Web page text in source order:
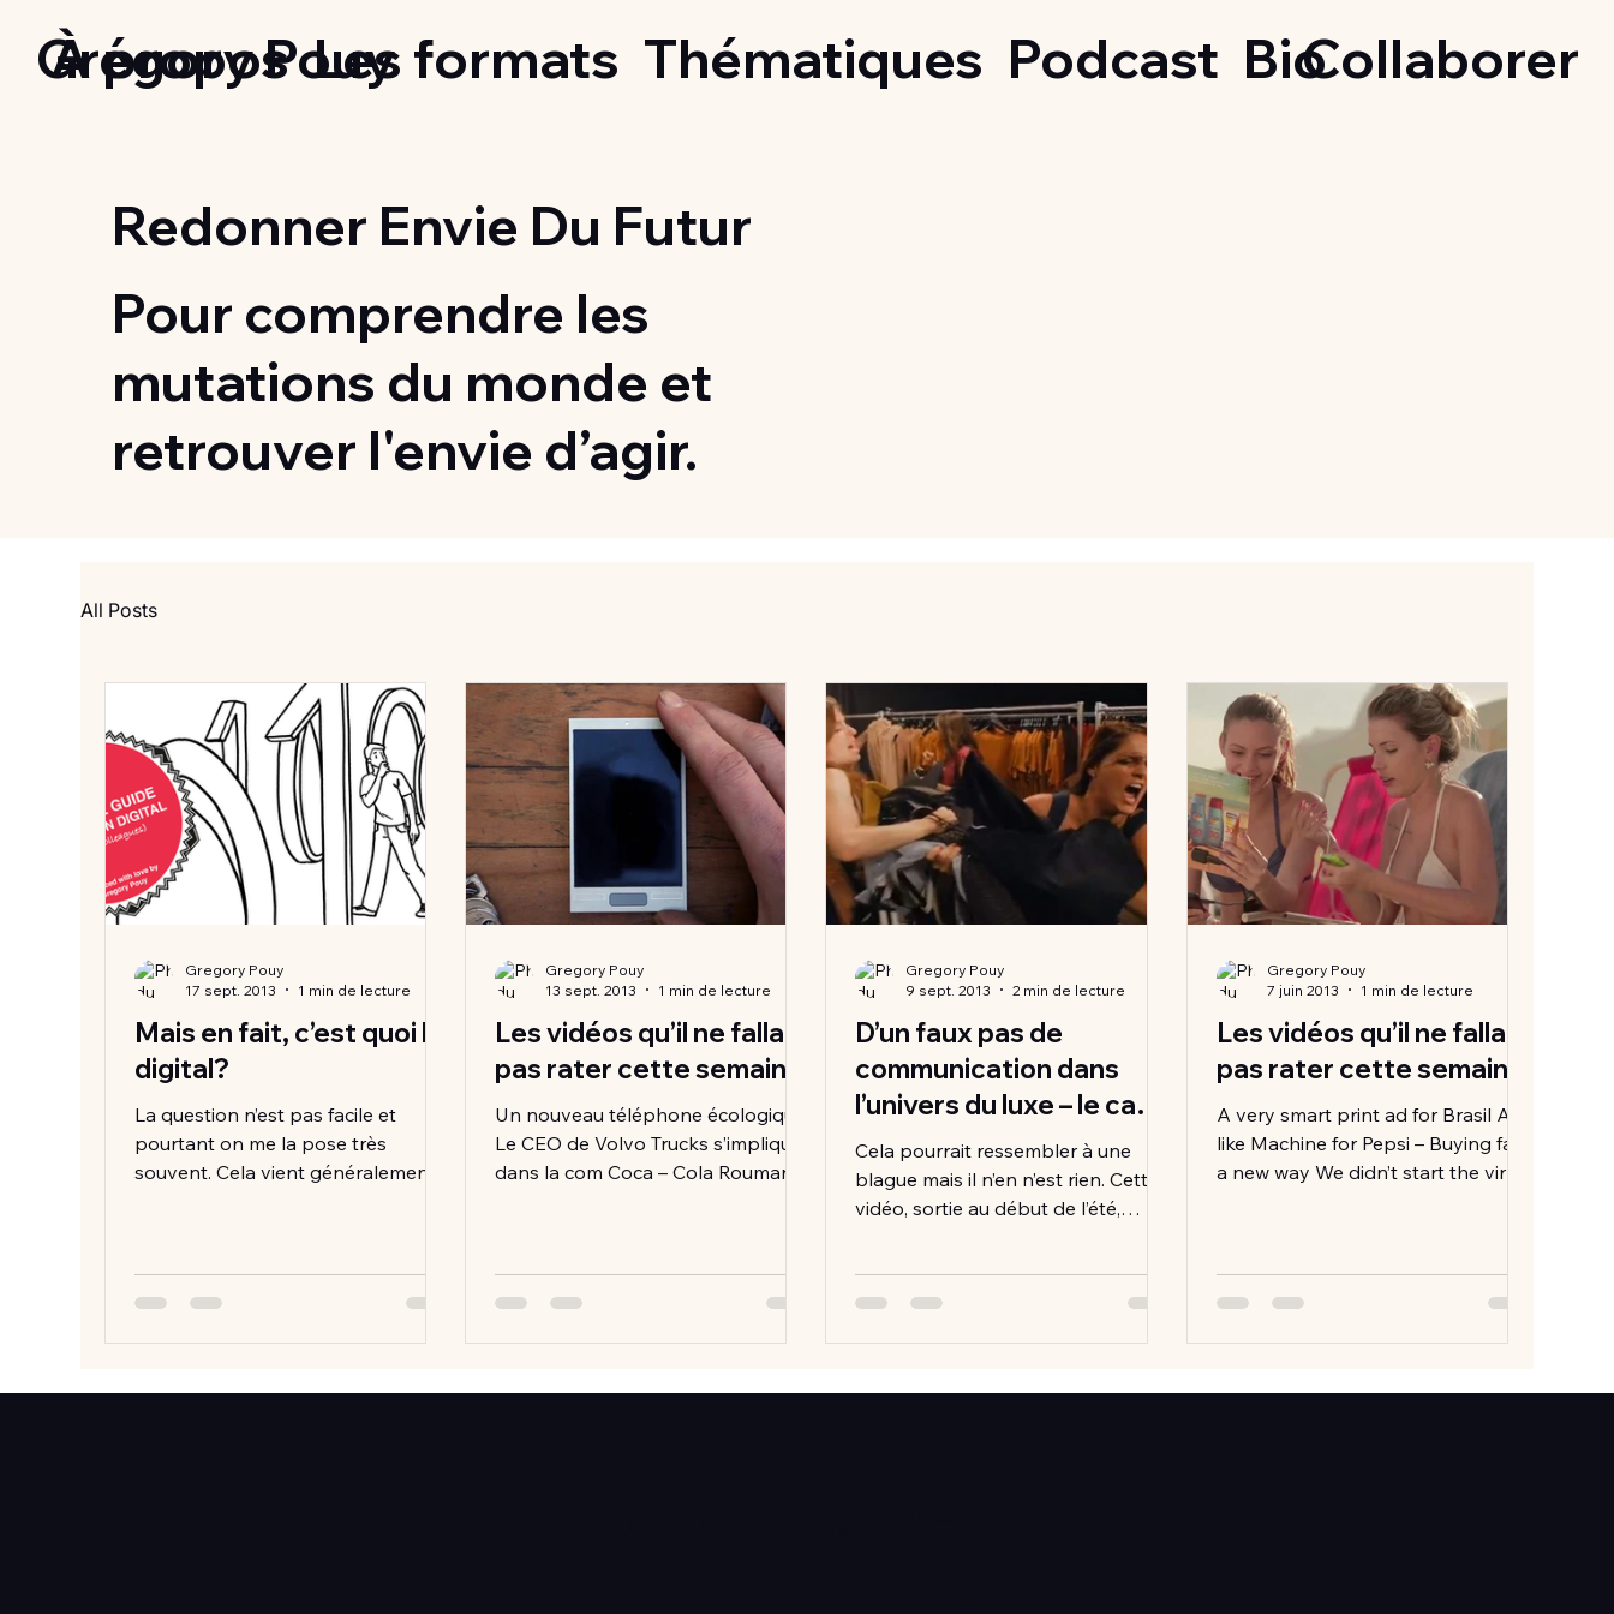
Grégory Pouy
À propos Les formats Thématiques Podcast BioCollaborer
Redonner Envie Du Futur
Pour comprendre les
mutations du monde et
retrouver l'envie d’agir.
All Posts
Mais en fait, c’est quoi le
digital?
La question n’est pas facile et
pourtant on me la pose très
souvent. Cela vient généralement
Gregory Pouy
17 sept. 2013
1 min de lecture
Les vidéos qu’il ne fallait
pas rater cette semaine:
Un nouveau téléphone écologique
Le CEO de Volvo Trucks s’implique
dans la com Coca – Cola Roumanie
Gregory Pouy
13 sept. 2013
1 min de lecture
D’un faux pas de
communication dans
l’univers du luxe – le cas
d’Alexander W
Cela pourrait ressembler à une
blague mais il n’en n’est rien. Cette
vidéo, sortie au début de l’été,
Gregory Pouy
9 sept. 2013
2 min de lecture
Les vidéos qu’il ne fallait
pas rater cette semaine
A very smart print ad for Brasil A
like Machine for Pepsi – Buying fan
a new way We didn’t start the viral –
Gregory Pouy
7 juin 2013
1 min de lecture